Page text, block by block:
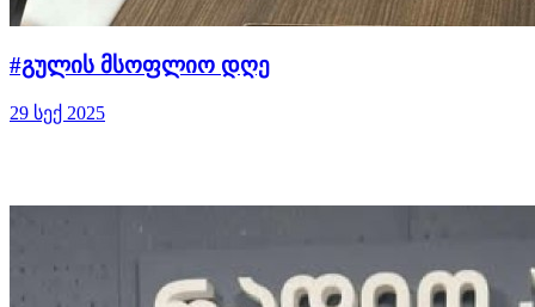
#გულის მსოფლიო დღე
29 სექ 2025